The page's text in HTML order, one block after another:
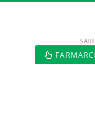
https://